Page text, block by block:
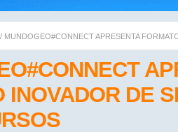
INOVADOR DE
/ MUNDOGEO#CONNECT APRESENTA